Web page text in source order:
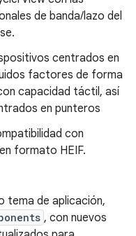
de banda/lazo del
centrados en
factores de forma
capacidad táctil, así
en punteros
con
formato HEIF.
tema de aplicación,
, con nuevos